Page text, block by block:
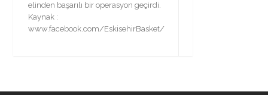
elinden başarılı bir operasyon geçirdi.
Kaynak :
www.facebook.com/EskisehirBasket/